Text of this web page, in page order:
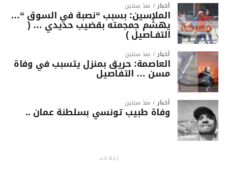
أخبار منذ سنتين
الملاسين: بسبب “نصبة في السوق “…
يهشّم جمجمته بقضيب حديدي … (
التفـاصيل )
أخبار منذ سنتين
العاصمة: حريق بمنزل يتسبب في وفاة
مسن … التفاصيل
أخبار منذ سنتين
وفاة طبيب تونسي بسلطنة عمان ..
إعلانات